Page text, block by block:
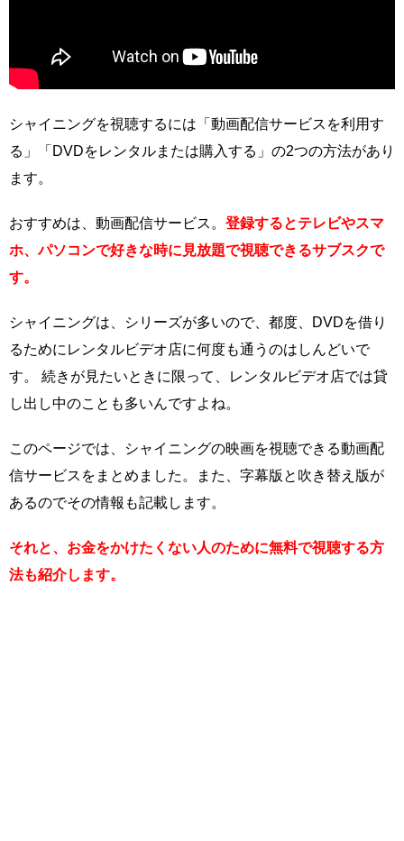
シャイニングを視聴するには「動画配信サービスを利用す
る」「DVDをレンタルまたは購入する」の2つの方法があり
ます。
おすすめは、動画配信サービス。 登録するとテレビやスマ
ホ、パソコンで好きな時に見放題で視聴できるサブスクで
す。
シャイニングは、シリーズが多いので、都度、DVDを借り
るためにレンタルビデオ店に何度も通うのはしんどいで
す。 続きが見たいときに限って、レンタルビデオ店では貸
し出し中のことも多いんですよね。
このページでは、シャイニングの映画を視聴できる動画配
信サービスをまとめました。また、字幕版と吹き替え版が
あるのでその情報も記載します。
それと、お金をかけたくない人のために無料で視聴する方
法も紹介します。